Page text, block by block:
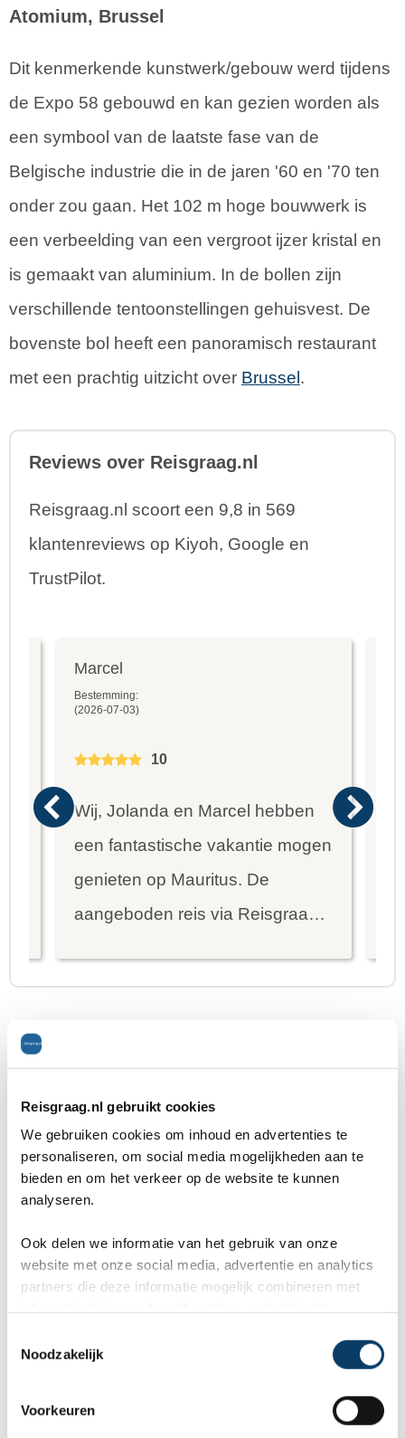
Reisgraag.nl gebruikt cookies
We gebruiken cookies om inhoud en advertenties te
personaliseren, om social media mogelijkheden aan te
bieden en om het verkeer op de website te kunnen
analyseren.
Ook delen we informatie van het gebruik van onze
website met onze social media, advertentie en analytics
partners die deze informatie mogelijk combineren met
Noodzakelijk
Voorkeuren
Atomium, Brussel
Dit kenmerkende kunstwerk/gebouw werd tijdens
de Expo 58 gebouwd en kan gezien worden als
een symbool van de laatste fase van de
Belgische industrie die in de jaren '60 en '70 ten
onder zou gaan. Het 102 m hoge bouwwerk is
een verbeelding van een vergroot ijzer kristal en
is gemaakt van aluminium. In de bollen zijn
verschillende tentoonstellingen gehuisvest. De
bovenste bol heeft een panoramisch restaurant
met een prachtig uitzicht over Brussel .
Reviews over Reisgraag.nl
Reisgraag.nl scoort een 9,8 in 569
klantenreviews op Kiyoh, Google en
TrustPilot.
Marcel
Bestemming:
(2026-07-03)
10
Wij, Jolanda en Marcel hebben
een fantastische vakantie mogen
genieten op Mauritus. De
aangeboden reis via Reisgraag
mooie dingen van het eiland te